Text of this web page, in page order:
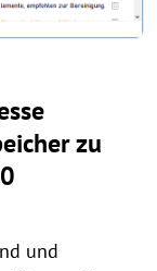
zu
und